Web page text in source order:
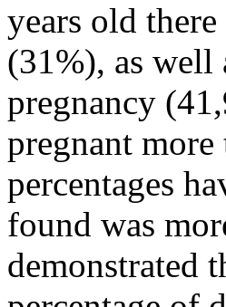
years old
(31%), as well
pregnancy
pregnant more
percentages
found was
demonstrated